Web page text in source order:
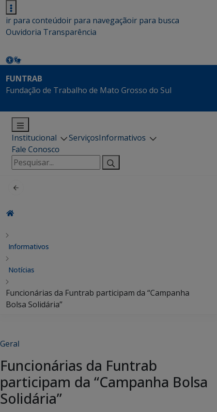
ir para conteúdoir para navegaçãoir para busca
Ouvidoria Transparência
FUNTRAB
Fundação de Trabalho de Mato Grosso do Sul
Institucional ServiçosInformativos
Fale Conosco
Pesquisar
por:
Informativos
Notícias
Funcionárias da Funtrab participam da “Campanha
Bolsa Solidária”
Geral
Funcionárias da Funtrab
participam da “Campanha Bolsa
Solidária”